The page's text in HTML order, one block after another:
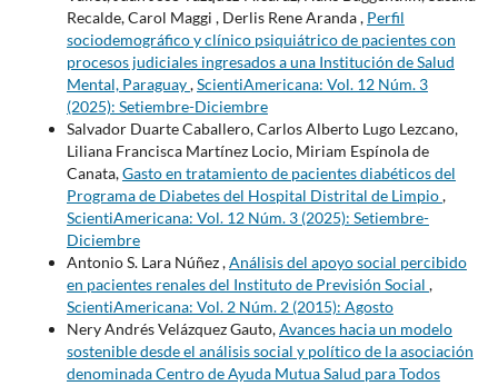
Recalde, Carol Maggi , Derlis Rene Aranda , Perfil
sociodemográfico y clínico psiquiátrico de pacientes con
procesos judiciales ingresados a una Institución de Salud
Mental, Paraguay,ScientiAmericana: Vol. 12 Núm. 3
(2025): Setiembre-Diciembre
Salvador Duarte Caballero, Carlos Alberto Lugo Lezcano,
Liliana Francisca Martínez Locio, Miriam Espínola de
Canata,Gasto en tratamiento de pacientes diabéticos del
Programa de Diabetes del Hospital Distrital de Limpio,
ScientiAmericana: Vol. 12 Núm. 3 (2025): Setiembre-
Diciembre
Antonio S. Lara Núñez ,Análisis del apoyo social percibido
en pacientes renales del Instituto de Previsión Social ,
ScientiAmericana: Vol. 2 Núm. 2 (2015): Agosto
Nery Andrés Velázquez Gauto,Avances hacia un modelo
sostenible desde el análisis social y político de la asociación
denominada Centro de Ayuda Mutua Salud para Todos